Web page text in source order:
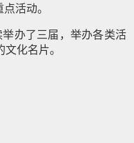
活动。
办了三届，举办各类活
化名片。